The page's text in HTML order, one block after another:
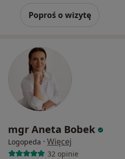
Poproś o wizytę
mgr Aneta Bobek
Logopeda · Więcej
32 opinie